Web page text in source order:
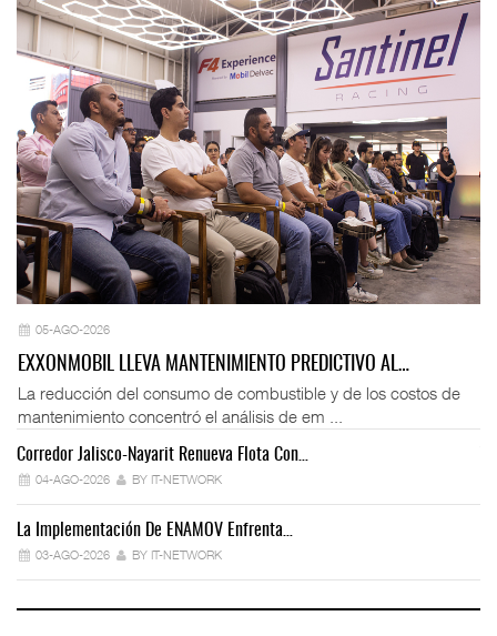
05-AGO-2026
EXXONMOBIL LLEVA MANTENIMIENTO PREDICTIVO AL…
La reducción del consumo de combustible y de los costos de
mantenimiento concentró el análisis de em ...
Corredor Jalisco-Nayarit Renueva Flota Con…
04-AGO-2026 BY IT-NETWORK
La Implementación De ENAMOV Enfrenta…
03-AGO-2026 BY IT-NETWORK